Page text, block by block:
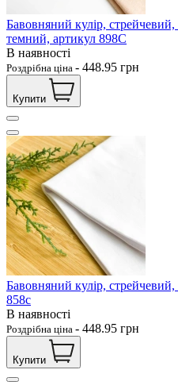
Бавовняний кулір,
темний, артикул 898С
В наявності
Роздрібна ціна - 448.95 грн
Купити
Бавовняний кулір,
858с
В наявності
Роздрібна ціна - 448.95 грн
Купити